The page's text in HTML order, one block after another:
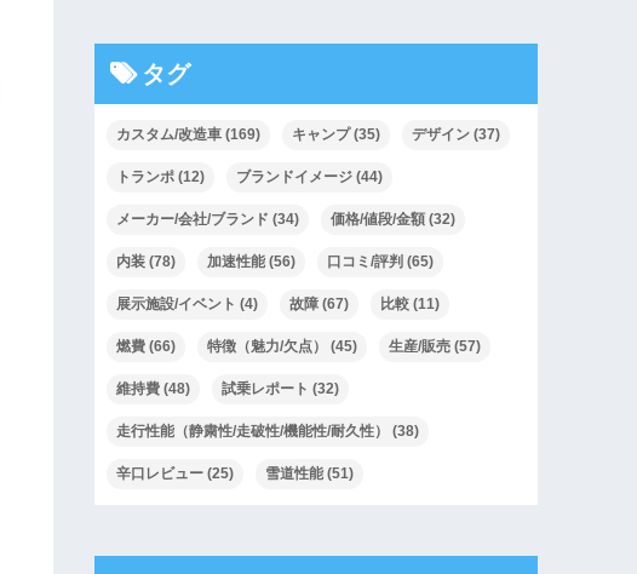
タグ
カスタム/改造車 (169) キャンプ(35) デザイン (37)
トランポ (12) ブランドイメージ (44)
メーカー/会社/ブランド (34) 価格/値段/金額 (32)
内装 (78) 加速性能 (56) 口コミ/評判 (65)
展示施設/イベント (4) 故障 (67) 比較 (11)
燃費 (66) 特徴（魅力/欠点） (45) 生産/販売 (57)
維持費 (48) 試乗レポート (32)
走行性能（静粛性/走破性/機能性/耐久性） (38)
辛口レビュー (25) 雪道性能 (51)